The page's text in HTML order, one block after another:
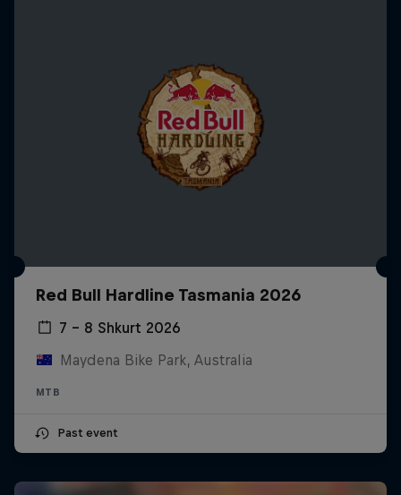
Red Bull Hardline Tasmania 2026
7 – 8 Shkurt 2026
Maydena Bike Park, Australia
MTB
Past event